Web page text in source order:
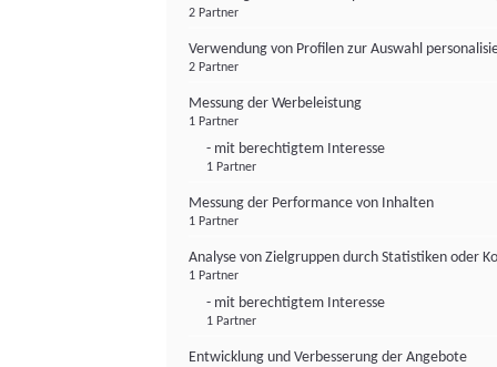
2 Partner
Verwendung von Profilen zur Auswahl
2 Partner
Messung der Werbeleistung
1 Partner
- mit berechtigtem Interesse
1 Partner
Messung der Performance von Inhalten
1 Partner
Analyse von Zielgruppen durch Statistiken oder
1 Partner
- mit berechtigtem Interesse
1 Partner
Entwicklung und Verbesserung der Angebote